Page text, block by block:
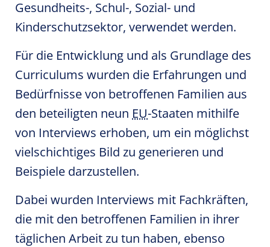
Gesundheits-, Schul-, Sozial- und
Kinderschutzsektor, verwendet werden.
Für die Entwicklung und als Grundlage des
Curriculums wurden die Erfahrungen und
Bedürfnisse von betroffenen Familien aus
den beteiligten neun EU-Staaten mithilfe
von Interviews erhoben, um ein möglichst
vielschichtiges Bild zu generieren und
Beispiele darzustellen.
Dabei wurden Interviews mit Fachkräften,
die mit den betroffenen Familien in ihrer
täglichen Arbeit zu tun haben, ebenso